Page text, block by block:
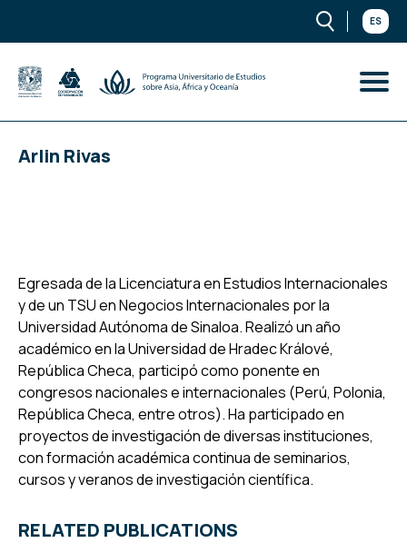
ES
Arlin Rivas
Egresada de la Licenciatura en Estudios Internacionales
y de un TSU en Negocios Internacionales por la
Universidad Autónoma de Sinaloa. Realizó un año
académico en la Universidad de Hradec Králové,
República Checa, participó como ponente en
congresos nacionales e internacionales (Perú, Polonia,
República Checa, entre otros). Ha participado en
proyectos de investigación de diversas instituciones,
con formación académica continua de seminarios,
cursos y veranos de investigación científica.
RELATED PUBLICATIONS